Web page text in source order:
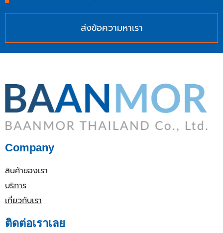
ส่งข้อความหาเรา
Company
สินค้าของเรา
บริการ
เกี่ยวกับเรา
ติดต่อเราเลย